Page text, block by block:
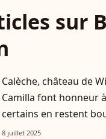
sur
Calèche, château de
Camilla font honneur
certains en restent
8 juillet 2025